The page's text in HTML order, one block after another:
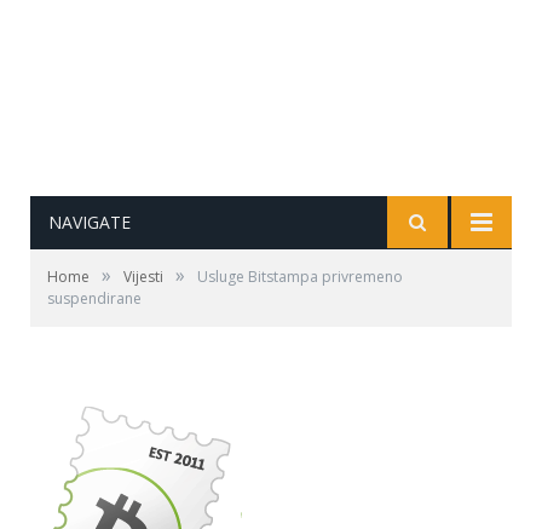
NAVIGATE
Home » Vijesti »
Usluge Bitstampa privremeno
suspendirane